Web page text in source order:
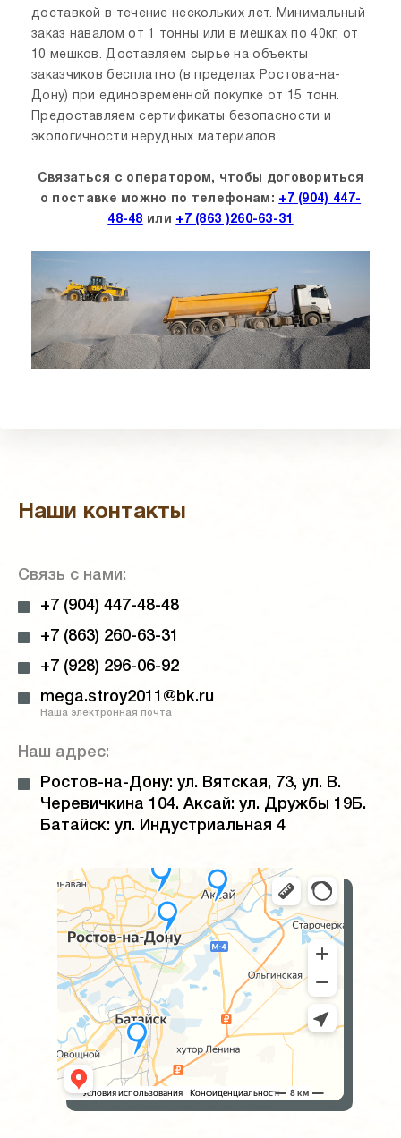
доставкой в течение нескольких лет. Минимальный
заказ навалом от 1 тонны или в мешках по 40кг, от
10 мешков. Доставляем сырье на объекты
заказчиков бесплатно (в пределах Ростова-на-
Дону) при единовременной покупке от 15 тонн.
Предоставляем сертификаты безопасности и
экологичности нерудных материалов..
Связаться с оператором, чтобы договориться
о поставке можно по телефонам: +7 (904) 447-
48-48 или +7 (863 )260-63-31
Наши контакты
Связь с нами:
+7 (904) 447-48-48
+7 (863) 260-63-31
+7 (928) 296-06-92
mega.stroy2011@bk.ru
Наша электронная почта
Наш адрес:
Ростов-на-Дону: ул. Вятская, 73, ул. В.
Черевичкина 104. Аксай: ул. Дружбы 19Б.
Батайск: ул. Индустриальная 4